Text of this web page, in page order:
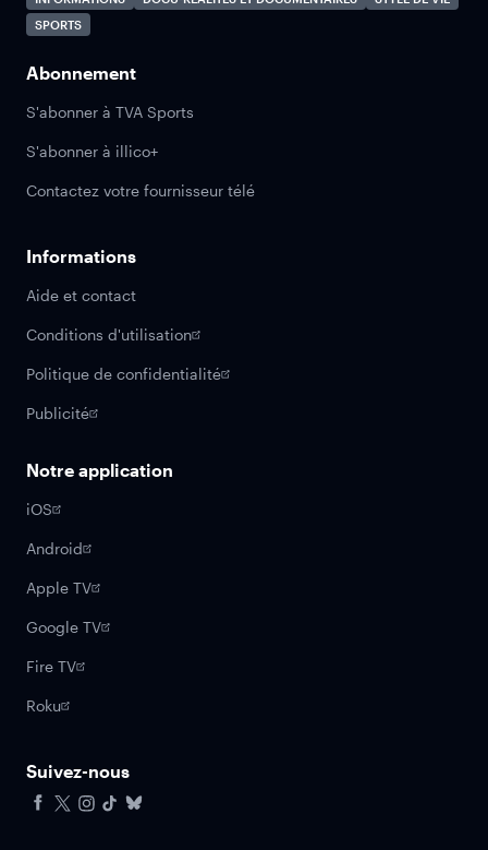
SPORTS
Abonnement
S'abonner à TVA Sports
S'abonner à illico+
Contactez votre fournisseur télé
Informations
Aide et contact
Conditions d'utilisation
Politique de confidentialité
Publicité
Notre application
iOS
Android
Apple TV
Google TV
Fire TV
Roku
Suivez-nous